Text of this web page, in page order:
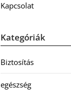
Kapcsolat
Kategóriák
Biztosítás
egészség